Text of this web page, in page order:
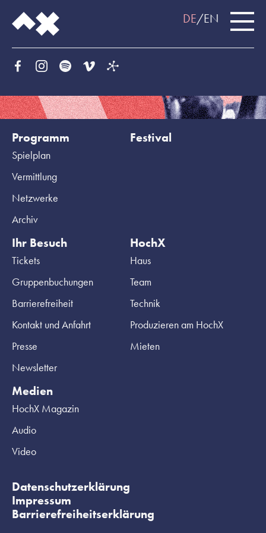
DE EN
Programm
Spielplan
Vermittlung
Netzwerke
Archiv
Festival
Ihr Besuch
Tickets
Gruppenbuchungen
Barrierefreiheit
Kontakt und Anfahrt
Presse
Newsletter
HochX
Haus
Team
Technik
Produzieren am HochX
Mieten
Medien
HochX Magazin
Audio
Video
Datenschutzerklärung
Impressum
Barrierefreiheitserklärung